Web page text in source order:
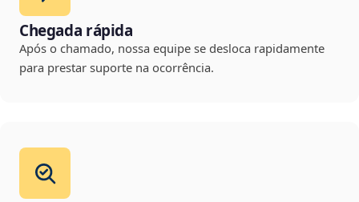
Chegada rápida
Após o chamado, nossa equipe se desloca rapidamente
para prestar suporte na ocorrência.